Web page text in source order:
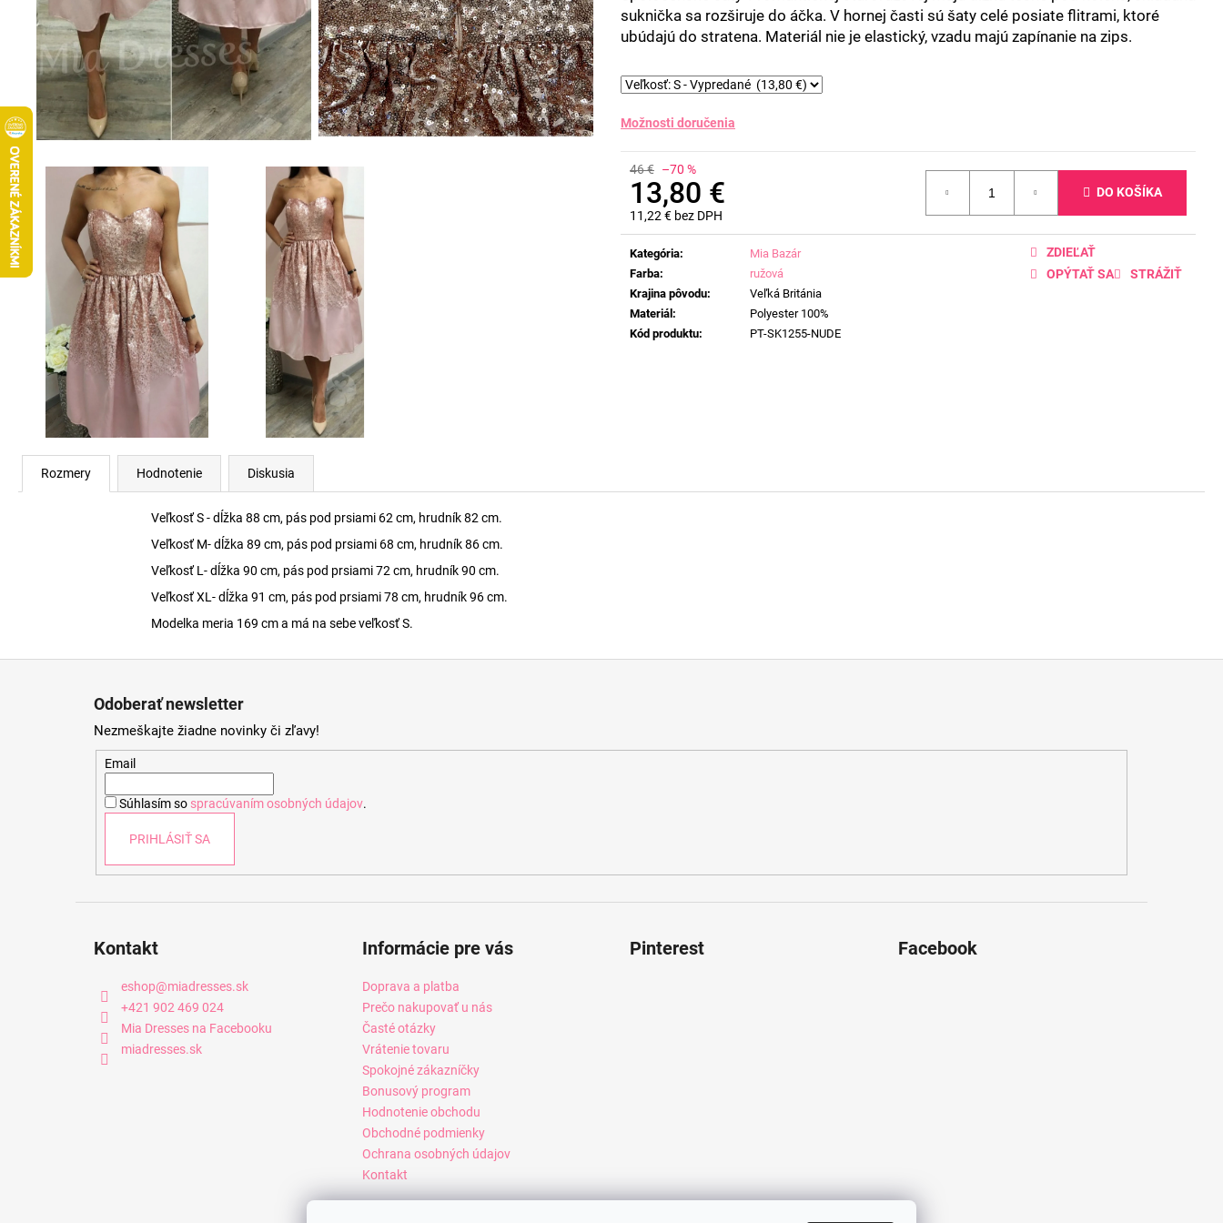
suknička sa rozširuje do áčka. V hornej časti sú šaty celé posiate flitrami, ktoré
ubúdajú do stratena. Materiál nie je elastický, vzadu majú zapínanie na zips.
Možnosti doručenia
46 € –70 %
13,80 €
11,22 € bez DPH
Jednotková
cena:
DO KOŠÍKA
Kategória:
Mia Bazár
Farba:
ružová
Krajina pôvodu:
Veľká Británia
Materiál:
Polyester 100%
Kód produktu: PT-SK1255-NUDE
OPÝTAŤ SA STRÁŽIŤ
ZDIEĽAŤ
Rozmery Hodnotenie Diskusia
Veľkosť S - dĺžka 88 cm, pás pod prsiami 62 cm, hrudník 82 cm.
Veľkosť M- dĺžka 89 cm, pás pod prsiami 68 cm, hrudník 86 cm.
Veľkosť L- dĺžka 90 cm, pás pod prsiami 72 cm, hrudník 90 cm.
Veľkosť XL- dĺžka 91 cm, pás pod prsiami 78 cm, hrudník 96 cm.
Modelka meria 169 cm a má na sebe veľkosť S.
Odoberať newsletter
Nezmeškajte žiadne novinky či zľavy!
Email
Súhlasím so spracúvaním osobných údajov.
PRIHLÁSIŤ SA
Kontakt
eshop@miadresses.sk
+421 902 469 024
Mia Dresses na Facebooku
miadresses.sk
Informácie pre vás
Doprava a platba
Prečo nakupovať u nás
Časté otázky
Vrátenie tovaru
Spokojné zákazníčky
Bonusový program
Hodnotenie obchodu
Obchodné podmienky
Ochrana osobných údajov
Kontakt
Pinterest Facebook